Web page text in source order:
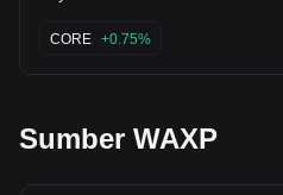
CORE +0.75%
Sumber WAXP